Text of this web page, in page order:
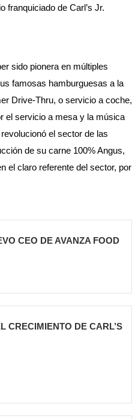
CEO DE AVANZA FOOD
CRECIMIENTO DE CARL’S
franquiciado de Carl’s Jr.
sido pionera en múltiples
famosas hamburguesas a la
Drive-Thru, o servicio a coche,
el servicio a mesa y la música
el sector de las
de su carne 100% Angus,
el claro referente del sector, por